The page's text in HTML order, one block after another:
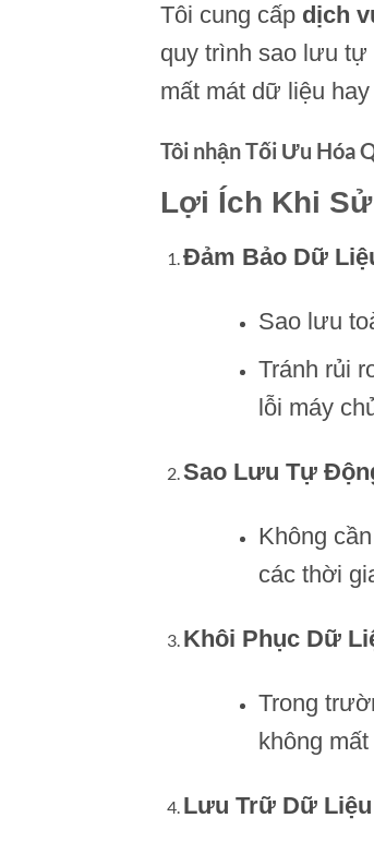
Tôi cung cấp dịch
quy trình sao lưu tự
mất mát dữ liệu
Tôi nhận Tối Ưu Hóa
Lợi Ích Khi
Đảm Bảo Dữ
Sao lưu
Tránh rủi
lỗi máy
Sao Lưu Tự
Không
các thời
Khôi Phục Dữ
Trong
không
Lưu Trữ Dữ Liệu